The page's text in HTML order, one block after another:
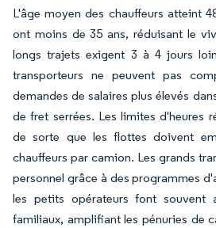
L'âge moyen des chauffeurs atteint
ont moins de 35 ans, réduisant le
longs trajets exigent 3 à 4 jours
transporteurs ne peuvent pas
demandes de salaires plus élevés
de fret serrées. Les limites d'heures
de sorte que les flottes doivent
chauffeurs par camion. Les grands
personnel grâce à des programmes
les petits opérateurs font souvent
familiaux, amplifiant les pénuries de